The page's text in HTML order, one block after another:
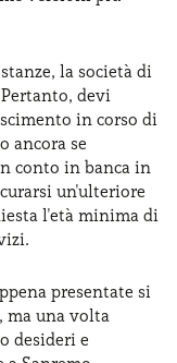
la società di
devi
in corso di
ancora se
conto in banca in
un'ulteriore
l'età minima di
presentate si
ma una volta
desideri e